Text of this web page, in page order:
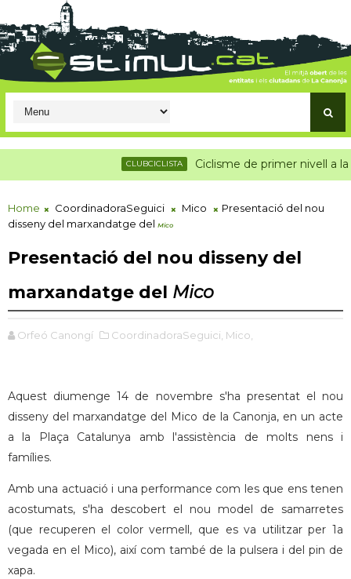
CLUBCICLISTA Ciclisme de primer nivell a la Canonja
Home CoordinadoraSeguici Mico
Presentació del nou
disseny del marxandatge del Mico
Presentació del nou disseny del
marxandatge del Mico
Orfeó Canongí CoordinadoraSeguici, Mico,
Aquest diumenge 14 de novembre s'ha presentat el nou
disseny del marxandatge del Mico de la Canonja, en un acte
a la Plaça Catalunya amb l'assistència de molts nens i
famílies.
Amb una actuació i una performance com les que ens tenen
acostumats, s'ha descobert el nou model de samarretes
(que recuperen el color vermell, que es va utilitzar per 1a
vegada en el Mico), així com també de la pulsera i del pin de
xapa.